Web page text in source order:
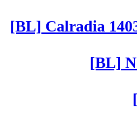
[BL] Calradia
[BL]